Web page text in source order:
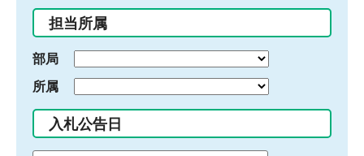
入
力
担当所属
部局
所属
入札公告日